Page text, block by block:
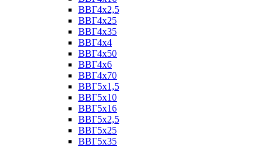
ВВГ4х2,5
ВВГ4х25
ВВГ4х35
ВВГ4х4
ВВГ4х50
ВВГ4х6
ВВГ4х70
ВВГ5х1,5
ВВГ5х10
ВВГ5х16
ВВГ5х2,5
ВВГ5х25
ВВГ5х35